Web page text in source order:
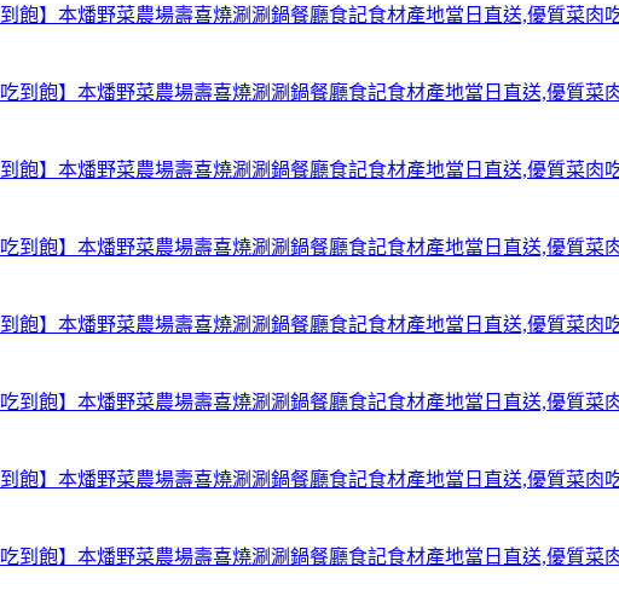
飽】本燔野菜農場壽喜燒涮涮鍋餐廳食記食材產地當日直送,優質菜肉
飽】本燔野菜農場壽喜燒涮涮鍋餐廳食記食材產地當日直送,優質菜肉
飽】本燔野菜農場壽喜燒涮涮鍋餐廳食記食材產地當日直送,優質菜肉
飽】本燔野菜農場壽喜燒涮涮鍋餐廳食記食材產地當日直送,優質菜肉